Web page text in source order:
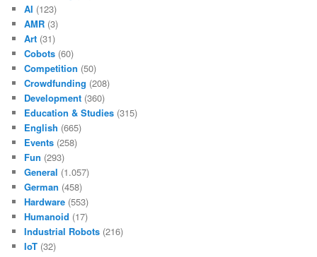
AI (123)
AMR (3)
Art (31)
Cobots (60)
Competition (50)
Crowdfunding (208)
Development (360)
Education & Studies (315)
English (665)
Events (258)
Fun (293)
General (1.057)
German (458)
Hardware (553)
Humanoid (17)
Industrial Robots (216)
IoT (32)